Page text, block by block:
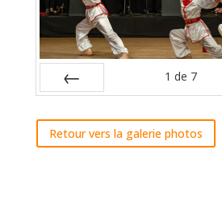
1 de 7
Retour vers la galerie photos